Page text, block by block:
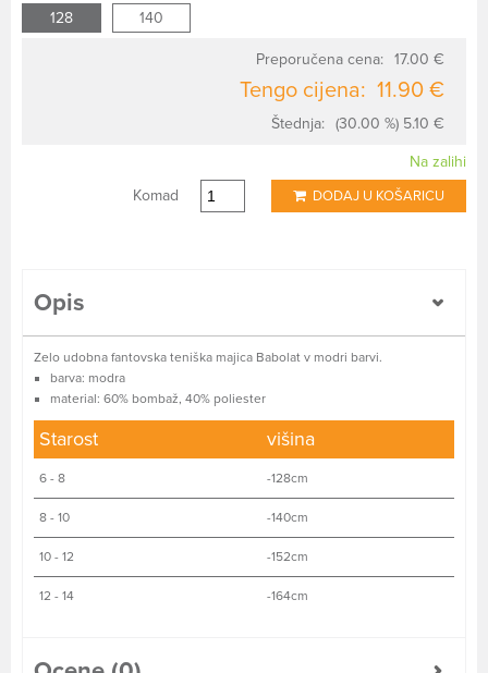
128
140
Preporučena cena: 17.00 €
Tengo cijena: 11.90 €
Štednja: (30.00 %) 5.10 €
Na zalihi
Komad
DODAJ U KOŠARICU
Opis
Zelo udobna fantovska teniška majica Babolat v modri barvi.
barva: modra
material: 60% bombaž, 40% poliester
Starost višina
6 - 8 -128cm
8 - 10 -140cm
10 - 12 -152cm
12 - 14 -164cm